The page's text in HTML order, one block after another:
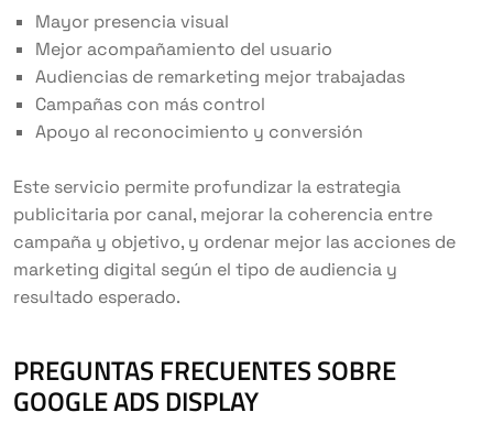
Mayor presencia visual
Mejor acompañamiento del usuario
Audiencias de remarketing mejor trabajadas
Campañas con más control
Apoyo al reconocimiento y conversión
Este servicio permite profundizar la estrategia
publicitaria por canal, mejorar la coherencia entre
campaña y objetivo, y ordenar mejor las acciones de
marketing digital según el tipo de audiencia y
resultado esperado.
PREGUNTAS FRECUENTES SOBRE
GOOGLE ADS DISPLAY